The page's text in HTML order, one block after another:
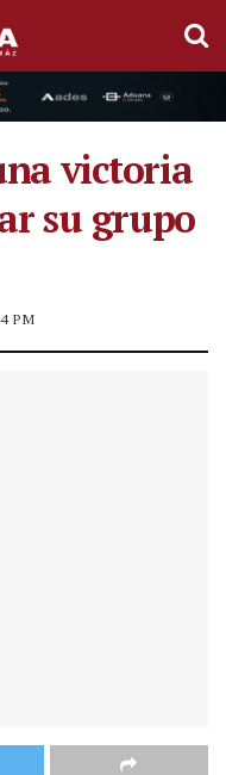
victoria
su grupo
PM